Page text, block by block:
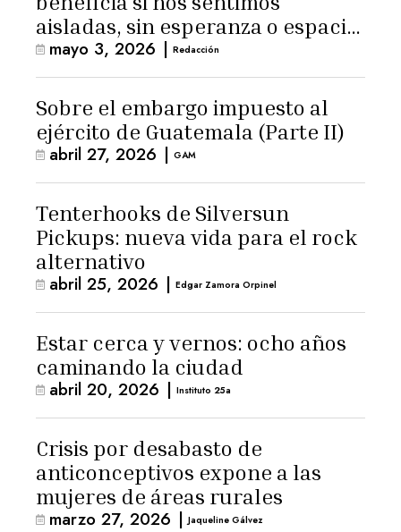
aisladas, sin esperanza o espacio
para la ternura»
mayo 3, 2026 | Redacción
Sobre el embargo impuesto al
ejército de Guatemala (Parte II)
abril 27, 2026 | GAM
Tenterhooks de Silversun
Pickups: nueva vida para el rock
alternativo
abril 25, 2026 | Edgar Zamora Orpinel
Estar cerca y vernos: ocho años
caminando la ciudad
abril 20, 2026 | Instituto 25a
Crisis por desabasto de
anticonceptivos expone a las
mujeres de áreas rurales
marzo 27, 2026 | Jaqueline Gálvez